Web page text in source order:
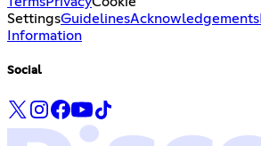
SettingsGuidelinesAcknowledgements
Information
Social